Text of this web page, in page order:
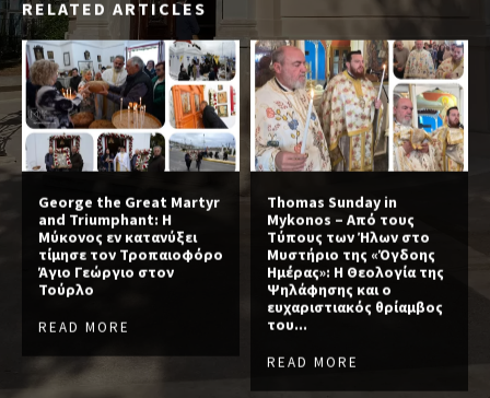
RELATED ARTICLES
George the Great Martyr
and Triumphant: Η
Μύκονος εν κατανύξει
τίμησε τον Τροπαιοφόρο
Άγιο Γεώργιο στον
Τούρλο
READ MORE
Thomas Sunday in
Mykonos – Από τους
Τύπους των Ήλων στο
Μυστήριο της «Όγδοης
Ημέρας»: Η Θεολογία της
Ψηλάφησης και ο
ευχαριστιακός θρίαμβος
του...
READ MORE